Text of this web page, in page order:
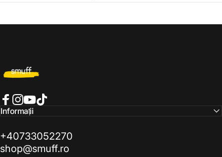
Facebook
Instagram
YouTube
Informații
+40733052270
shop@smuff.ro